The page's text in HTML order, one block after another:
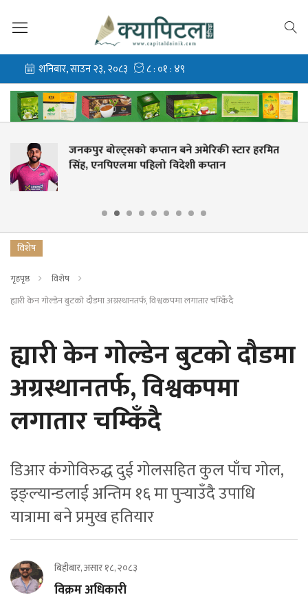
स्टार हरमित
कप्तान
‘गौँथली’कै दबदबा, ‘हली’
प्रदर्शन
विशेष
गृहपृष्ठ
विशेष
ह्यारी केन गोल्डेन बुटको दौडमा अग्रस्थानतर्फ, विश्वकपमा लगातार चम्किँदै
ह्यारी केन गोल्डेन बुटको दौडमा
अग्रस्थानतर्फ, विश्वकपमा
लगातार चम्किँदै
डिआर कंगोविरुद्ध दुई गोलसहित कुल पाँच गोल,
इङ्ल्यान्डलाई अन्तिम १६ मा पुर्‍याउँदै उपाधि
यात्रामा बने प्रमुख हतियार
बिहीबार, असार १८, २०८३
विक्रम अधिकारी